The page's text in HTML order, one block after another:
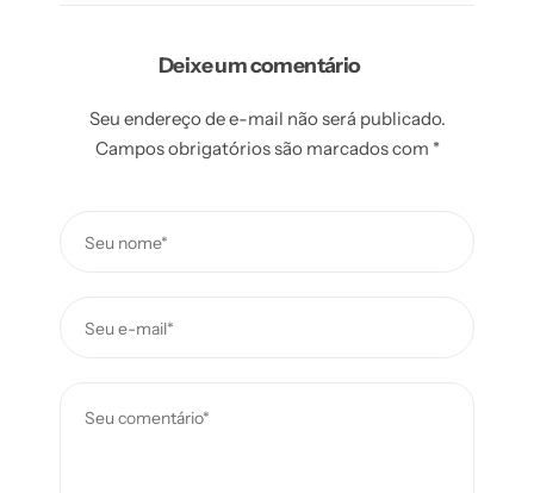
Deixe um comentário
Seu endereço de e-mail não será publicado.
Campos obrigatórios são marcados com *